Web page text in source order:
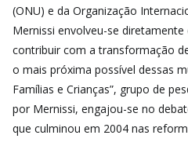
(ONU) e da Organização
Mernissi envolveu-se
contribuir com a transformação
o mais próxima possível dessas
Famílias e Crianças”, grupo de
por Mernissi, engajou-se no
que culminou em 2004 nas